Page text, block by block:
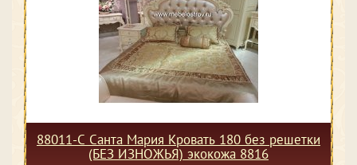
88011-С Санта Мария Кровать 180 без решетки
(БЕЗ ИЗНОЖЬЯ) экокожа 8816